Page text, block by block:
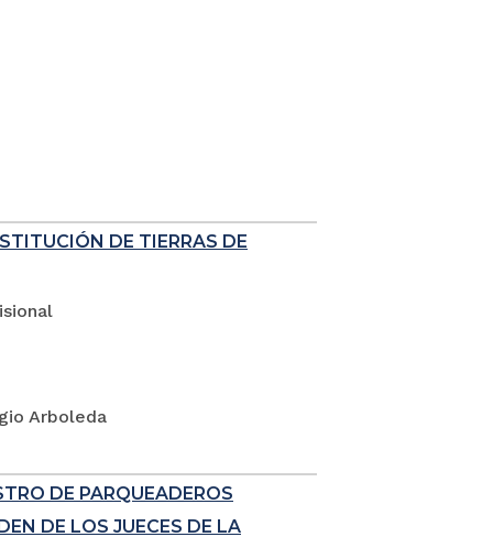
DE TIERRAS DE
Arboleda
DE PARQUEADEROS
DE LOS JUECES DE LA